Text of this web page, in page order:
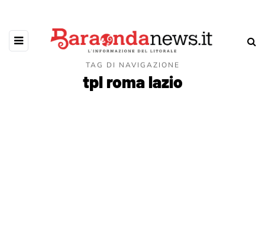
TAG DI NAVIGAZIONE
tpl roma lazio